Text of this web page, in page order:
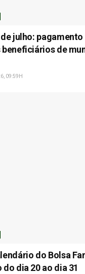
julho:
beneficiários de
09:59H
do Bolsa
dia 20 ao dia 31